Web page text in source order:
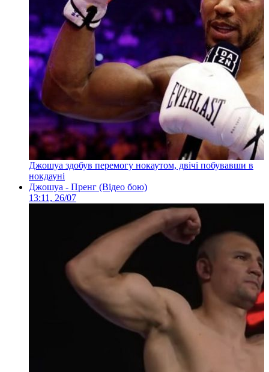
Джошуа здобув перемогу нокаутом, двічі побувавши в
нокдауні
Джошуа - Пренг (Відео бою)
13:11, 26/07